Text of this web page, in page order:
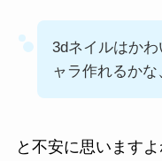
3dネイルはか
ャラ作れるかな
と不安に思います